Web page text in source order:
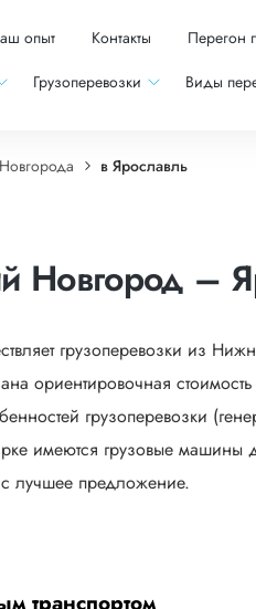
опыт Контакты Перегон
Грузоперевозки Виды
в Ярославль
Новгород –
грузоперевозки из
ориентировочная
грузоперевозки
имеются грузовые
лучшее предложение.
транспортом